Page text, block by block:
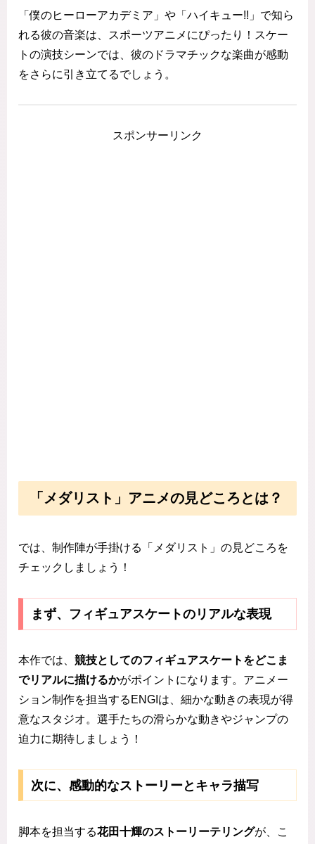
「僕のヒーローアカデミア」や「ハイキュー!!」で知ら
れる彼の音楽は、スポーツアニメにぴったり！スケー
トの演技シーンでは、彼のドラマチックな楽曲が感動
をさらに引き立てるでしょう。
スポンサーリンク
「メダリスト」アニメの見どころとは？
では、制作陣が手掛ける「メダリスト」の見どころを
チェックしましょう！
まず、フィギュアスケートのリアルな表現
本作では、 競技としてのフィギュアスケートをどこま
でリアルに描けるかがポイントになります。アニメー
ション制作を担当するENGIは、細かな動きの表現が得
意なスタジオ。選手たちの滑らかな動きやジャンプの
迫力に期待しましょう！
次に、感動的なストーリーとキャラ描写
脚本を担当する花田十輝のストーリーテリングが、こ